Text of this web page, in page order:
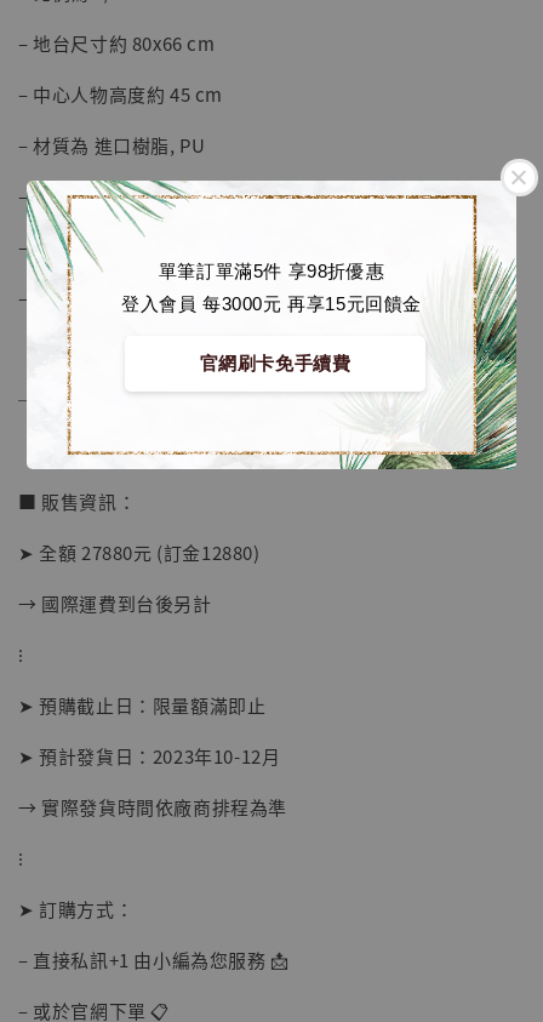
單筆訂單滿5件 享98折優惠
登入會員 每3000元 再享15元回饋金
官網刷卡免手續費
【店內現貨】海賊王 系列蒐藏雕像 布魯克達
摩 [7STARS Studio]
NT$ 1,500
– 地台尺寸約 80x66 cm
– 中心人物高度約 45 cm
– 材質為 進口樹脂, PU
– 地台材質為 金屬, 木料
– 人物腳部可與地台磁吸固定
– 人物可隨意擺放 (無固定樁位)
──────────────
■ 販售資訊：
➤ 全額 27880元 (訂金12880)
→ 國際運費到台後另計
⁝
➤ 預購截止日：限量額滿即止
➤ 預計發貨日：2023年10-12月
→ 實際發貨時間依廠商排程為準
⁝
➤ 訂購方式：
– 直接私訊+1 由小編為您服務 📩
– 或於官網下單 📋